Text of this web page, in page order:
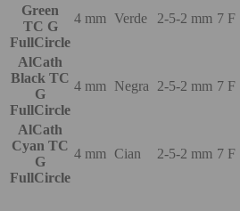
Green
TC G
FullCircle
4 mm Verde 2-5-2 mm 7 F
AlCath
Black TC
G
FullCircle
4 mm Negra 2-5-2 mm 7 F
AlCath
Cyan TC
G
FullCircle
4 mm Cian 2-5-2 mm 7 F